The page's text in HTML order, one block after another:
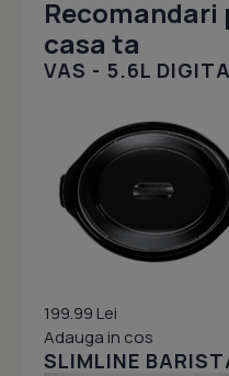
casa ta
VAS - 5.6L
199.99 Lei
Adauga in cos
SLIMLINE